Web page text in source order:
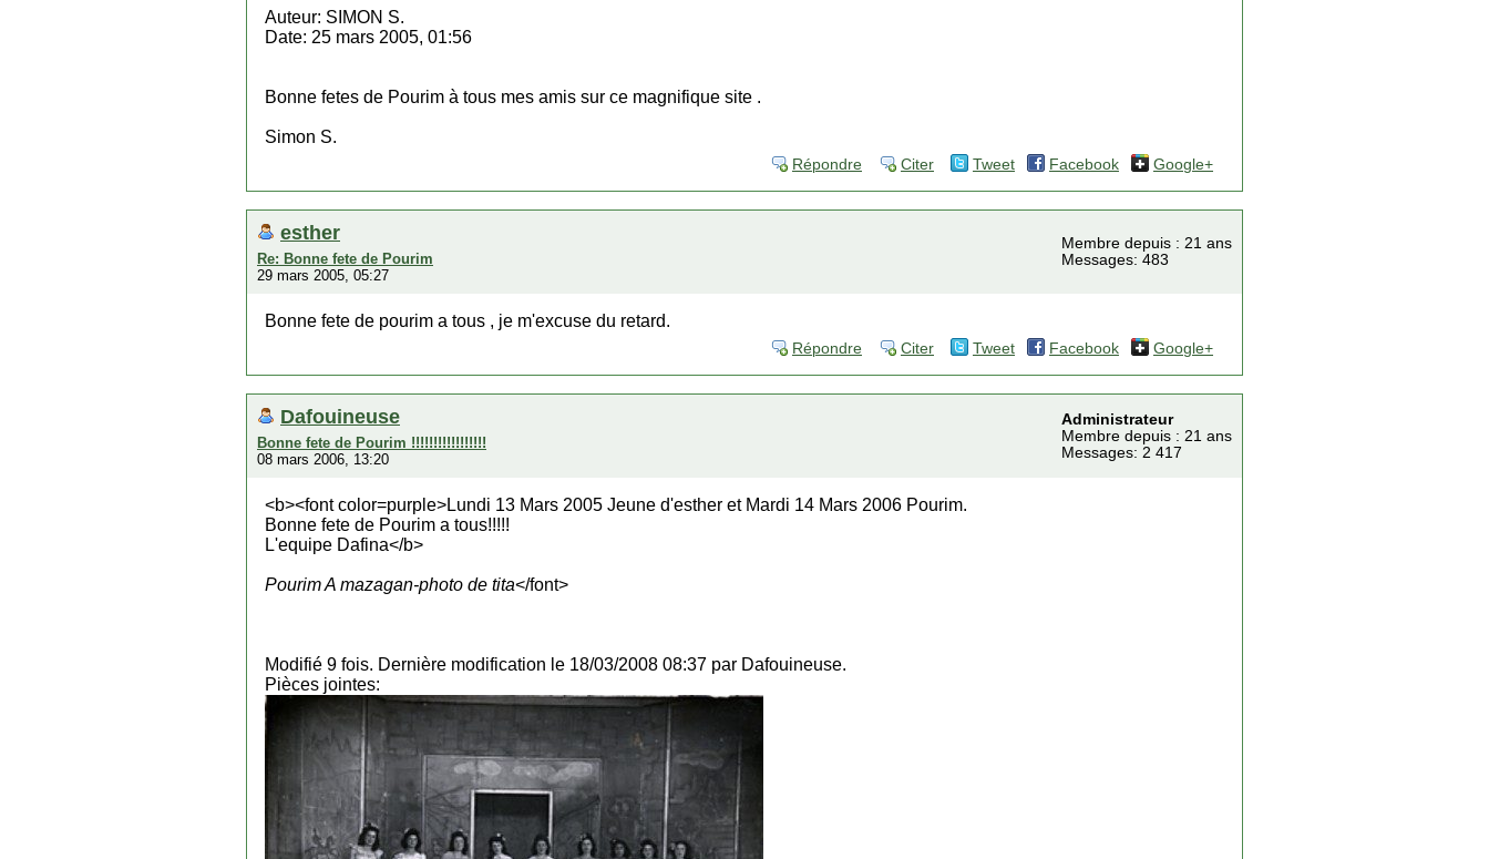
Auteur: SIMON S.
Date: 25 mars 2005, 01:56
Bonne fetes de Pourim à tous mes amis sur ce magnifique site .
Simon S.
Répondre Citer Tweet Facebook Google+
esther
Re: Bonne fete de Pourim
29 mars 2005, 05:27
Membre depuis : 21 ans
Messages: 483
Bonne fete de pourim a tous , je m'excuse du retard.
Répondre Citer Tweet Facebook Google+
Dafouineuse
Bonne fete de Pourim !!!!!!!!!!!!!!!!!
08 mars 2006, 13:20
Administrateur
Membre depuis : 21 ans
Messages: 2 417
<b><font color=purple>Lundi 13 Mars 2005 Jeune d'esther et Mardi 14 Mars 2006 Pourim.
Bonne fete de Pourim a tous!!!!!
L'equipe Dafina</b>
Pourim A mazagan-photo de tita</font>
Modifié 9 fois. Dernière modification le 18/03/2008 08:37 par Dafouineuse.
Pièces jointes: